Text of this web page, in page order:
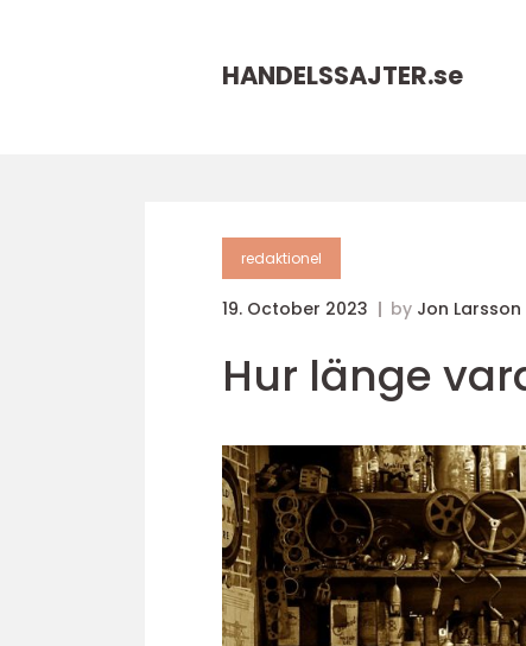
HANDELSSAJTER.se
redaktionel
19. October 2023 by Jon Larsson
Hur länge